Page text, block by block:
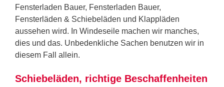
Fensterladen Bauer, Fensterladen Bauer,
Fensterläden & Schiebeläden und Klappläden
aussehen wird. In Windeseile machen wir manches,
dies und das. Unbedenkliche Sachen benutzen wir in
diesem Fall allein.
Schiebeläden, richtige Beschaffenheiten